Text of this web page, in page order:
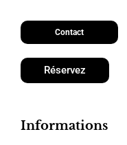
Contact
Réservez
Informations